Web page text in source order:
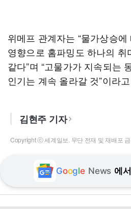
위메프 관계자는 “물가상승
영향으로 홈파밍도 하나의 취
같다”며 “고물가가 지속되는
인기는 계속 올라갈 것”이라
김현주 기자
Copyright ⓒ 세계일보. 무단 전재 및 재배포
Google News 에